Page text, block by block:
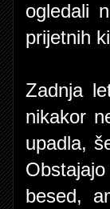
ogledali
prijetnih
Zadnja
nikakor
upadla,
besed,